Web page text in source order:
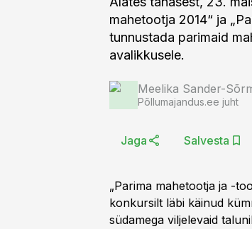
mahetootja 2014“ ja
tunnustada parimaid
avalikkusele.
Meelika Sander-
Põllumajandus.ee juht
Jaga Salvesta
„Parima mahetootja ja -
konkursilt läbi käinud
südamega viljelevaid